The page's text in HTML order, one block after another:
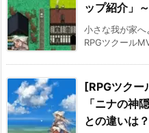
ップ紹介」～
小さな我が家
RPGツクール
[RPGツク
「ニナの神
との違いは